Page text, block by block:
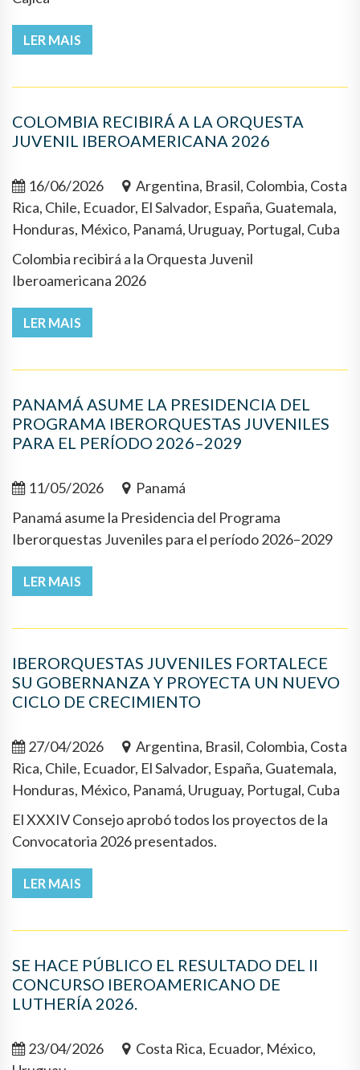
LER MAIS
COLOMBIA RECIBIRÁ A LA ORQUESTA
JUVENIL IBEROAMERICANA 2026
16/06/2026
Argentina, Brasil, Colombia, Costa
Rica, Chile, Ecuador, El Salvador, España, Guatemala,
Honduras, México, Panamá, Uruguay, Portugal, Cuba
Colombia recibirá a la Orquesta Juvenil
Iberoamericana 2026
LER MAIS
PANAMÁ ASUME LA PRESIDENCIA DEL
PROGRAMA IBERORQUESTAS JUVENILES
PARA EL PERÍODO 2026–2029
11/05/2026
Panamá
Panamá asume la Presidencia del Programa
Iberorquestas Juveniles para el período 2026–2029
LER MAIS
IBERORQUESTAS JUVENILES FORTALECE
SU GOBERNANZA Y PROYECTA UN NUEVO
CICLO DE CRECIMIENTO
27/04/2026
Argentina, Brasil, Colombia, Costa
Rica, Chile, Ecuador, El Salvador, España, Guatemala,
Honduras, México, Panamá, Uruguay, Portugal, Cuba
El XXXIV Consejo aprobó todos los proyectos de la
Convocatoria 2026 presentados.
LER MAIS
SE HACE PÚBLICO EL RESULTADO DEL II
CONCURSO IBEROAMERICANO DE
LUTHERÍA 2026.
23/04/2026
Costa Rica, Ecuador, México,